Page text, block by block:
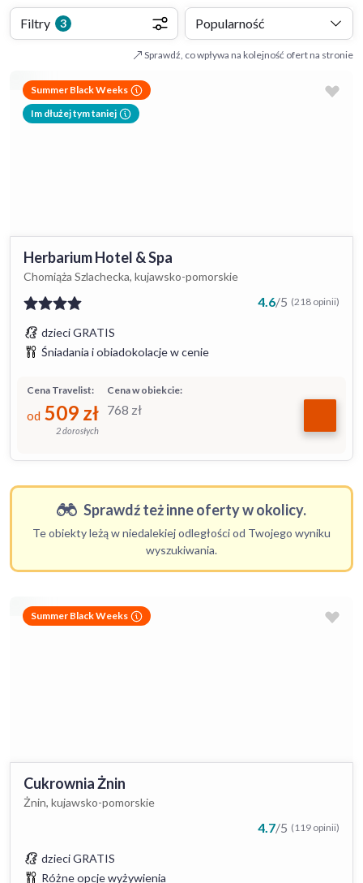
Filtry 3 Popularność
Sprawdź, co wpływa na kolejność ofert na stronie
Summer Black Weeks
Im dłużej tym taniej
Herbarium Hotel & Spa
Chomiąża Szlachecka, kujawsko-pomorskie
4.6/5 (218 opinii)
dzieci GRATIS
Śniadania i obiadokolacje w cenie
Cena w obiekcie:
768 zł
Cena Travelist:
od 509 zł
2 dorosłych
Sprawdź też inne oferty w okolicy.
Te obiekty leżą w niedalekiej odległości od Twojego wyniku
wyszukiwania.
Summer Black Weeks
Cukrownia Żnin
Żnin, kujawsko-pomorskie
4.7/5 (119 opinii)
dzieci GRATIS
Różne opcje wyżywienia